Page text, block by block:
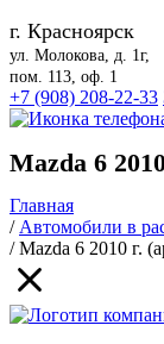
г. Красноярск
ул. Молокова, д. 1г,
пом. 113, оф. 1
+7 (908) 208-22-33
Mazda 6
Главная
/Автомобили в
/Mazda 6 2010 г.